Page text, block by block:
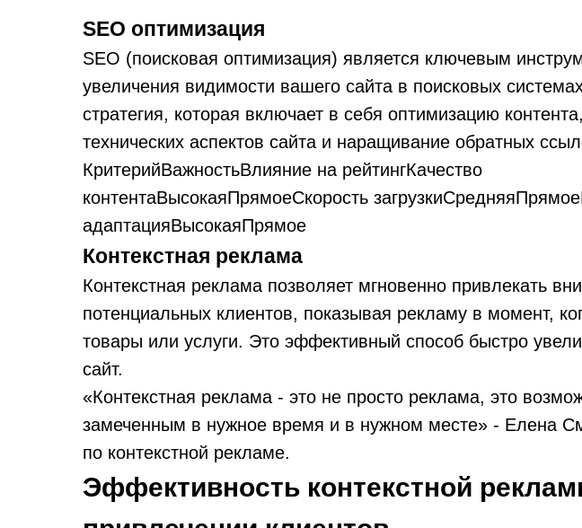
SEO оптимизация
SEO (поисковая оптимизация) является ключевым
увеличения видимости вашего сайта в поисковых
стратегия, которая включает в себя оптимизацию
технических аспектов сайта и наращивание обратных
КритерийВажностьВлияние на рейтингКачество
контентаВысокаяПрямоеСкорость
адаптацияВысокаяПрямое
Контекстная реклама
Контекстная реклама позволяет мгновенно привлекать
потенциальных клиентов, показывая рекламу в момент,
товары или услуги. Это эффективный способ быстро
сайт.
«Контекстная реклама - это не просто реклама, это
замеченным в нужное время и в нужном месте» - Елена
по контекстной рекламе.
Эффективность контекстной